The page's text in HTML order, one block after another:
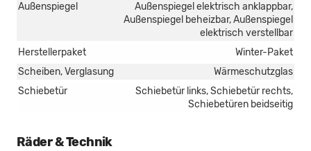
Außenspiegel
Außenspiegel elektrisch anklappbar,
Außenspiegel beheizbar, Außenspiegel
elektrisch verstellbar
Herstellerpaket
Winter-Paket
Scheiben, Verglasung
Wärmeschutzglas
Schiebetür
Schiebetür links, Schiebetür rechts,
Schiebetüren beidseitig
Räder & Technik